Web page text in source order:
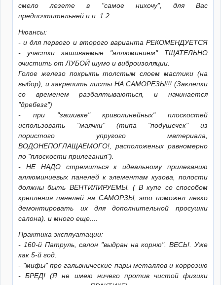
смело лезете в "самое нихочу", для Вас
предпочтительней п.п. 1.2
Нюансы:
- и для первого и второго варианта РЕКОМЕНДУЕТСЯ
- участки зашиваемые "аллюминием" ТЩАТЕЛЬНО
очистить от ЛУБОЙ шумо и виброизоляции.
Голое железо покрыть толстым слоем мастики (на
выбор), и закрепить листы НА САМОРЕЗЫ!!! (Заклепки
со временем разбалтываються, и начинается
"дребезг")
- при "зашивке" криволинейных" плоскостей
использовать "маячки" (типа "подушечек" из
пористого упругого материала,
ВОДОНЕПОГЛАЩАЕМОГО!, расположеных равномерно
по "плоскости прилегания").
- НЕ НАДО стремиться к идеальному прилеганию
аллюминиевых панелей к элементам кузова, полости
должны быть ВЕНТИЛИРУЕМЫ. ( В купе со способом
крепления панелей на САМОРЗЫ, это поможел легко
демонтировать их для дополнительной просушки
салона). и много еще....
Практика эксплуатации:
- 160-й Патруль, салон "выдран на корню". ВЕСЬ!. Уже
как 5-й год.
- "мифы" про гальвнические пары металлов и коррозию
- БРЕД! (Я не имею ничего против чистой физики